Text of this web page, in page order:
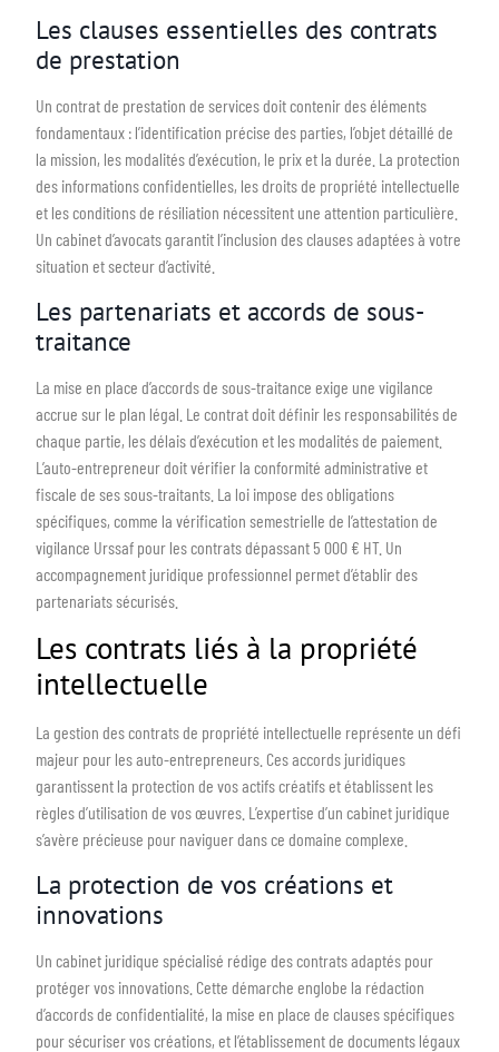
Les clauses essentielles des contrats
de prestation
Un contrat de prestation de services doit contenir des éléments
fondamentaux : l’identification précise des parties, l’objet détaillé de
la mission, les modalités d’exécution, le prix et la durée. La protection
des informations confidentielles, les droits de propriété intellectuelle
et les conditions de résiliation nécessitent une attention particulière.
Un cabinet d’avocats garantit l’inclusion des clauses adaptées à votre
situation et secteur d’activité.
Les partenariats et accords de sous-
traitance
La mise en place d’accords de sous-traitance exige une vigilance
accrue sur le plan légal. Le contrat doit définir les responsabilités de
chaque partie, les délais d’exécution et les modalités de paiement.
L’auto-entrepreneur doit vérifier la conformité administrative et
fiscale de ses sous-traitants. La loi impose des obligations
spécifiques, comme la vérification semestrielle de l’attestation de
vigilance Urssaf pour les contrats dépassant 5 000 € HT. Un
accompagnement juridique professionnel permet d’établir des
partenariats sécurisés.
Les contrats liés à la propriété
intellectuelle
La gestion des contrats de propriété intellectuelle représente un défi
majeur pour les auto-entrepreneurs. Ces accords juridiques
garantissent la protection de vos actifs créatifs et établissent les
règles d’utilisation de vos œuvres. L’expertise d’un cabinet juridique
s’avère précieuse pour naviguer dans ce domaine complexe.
La protection de vos créations et
innovations
Un cabinet juridique spécialisé rédige des contrats adaptés pour
protéger vos innovations. Cette démarche englobe la rédaction
d’accords de confidentialité, la mise en place de clauses spécifiques
pour sécuriser vos créations, et l’établissement de documents légaux